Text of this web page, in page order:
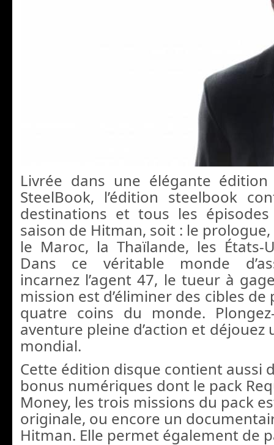
Livrée dans une élégante
SteelBook, l’édition steelbook
destinations et tous les
saison de Hitman, soit : le prologue,
le Maroc, la Thaïlande, les États-
Dans ce véritable monde
incarnez l’agent 47, le tueur à
mission est d’éliminer des cibles
quatre coins du monde.
aventure pleine d’action et déjouez
mondial.
Cette édition disque contient aussi
bonus numériques dont le pack
Money, les trois missions du pack
originale, ou encore un
Hitman. Elle permet également de